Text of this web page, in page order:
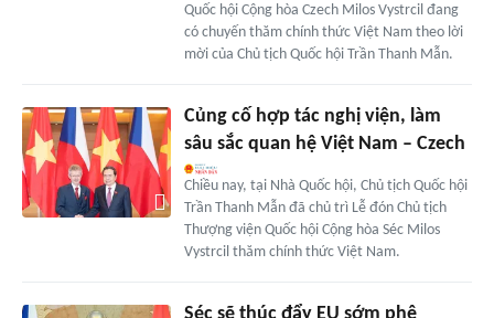
Quốc hội Cộng hòa Czech Milos Vystrcil đang
có chuyến thăm chính thức Việt Nam theo lời
mời của Chủ tịch Quốc hội Trần Thanh Mẫn.
Củng cố hợp tác nghị viện, làm
sâu sắc quan hệ Việt Nam – Czech
Chiều nay, tại Nhà Quốc hội, Chủ tịch Quốc hội
Trần Thanh Mẫn đã chủ trì Lễ đón Chủ tịch
Thượng viện Quốc hội Cộng hòa Séc Milos
Vystrcil thăm chính thức Việt Nam.
Séc sẽ thúc đẩy EU sớm phê